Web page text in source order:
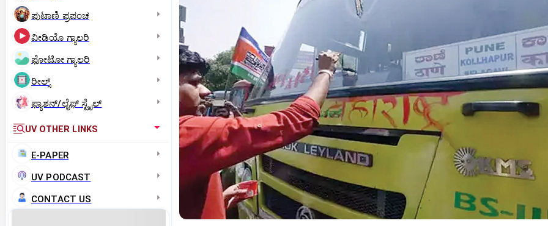
ಪುಟಾಣಿ ಪ್ರಪಂಚ
ವೀಡಿಯೊ ಗ್ಯಾಲರಿ
ಫೋಟೋ ಗ್ಯಾಲರಿ
ರೀಲ್ಸ್
ಫ್ಯಾಶನ್/ಲೈಫ್‌ ಸ್ಟೈಲ್
UV OTHER LINKS
E-PAPER
UV PODCAST
CONTACT US